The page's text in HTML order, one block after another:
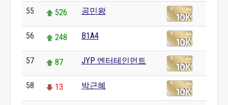
55 526 공민왕
56 248 B1A4
57 87 JYP 엔터테인먼트
58 13 박근혜